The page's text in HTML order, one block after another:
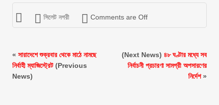
সিলেট নগরী Comments are Off
« সারাদেশে শুক্রবার থেকে মাঠে নামছে
নির্বাহী ম্যাজিস্ট্রেট(Previous
News)
(Next News) ৪৮ ঘণ্টার মধ্যে সব
নির্বাচনী প্রচারণা সামগ্রী অপসারণের
নির্দেশ»